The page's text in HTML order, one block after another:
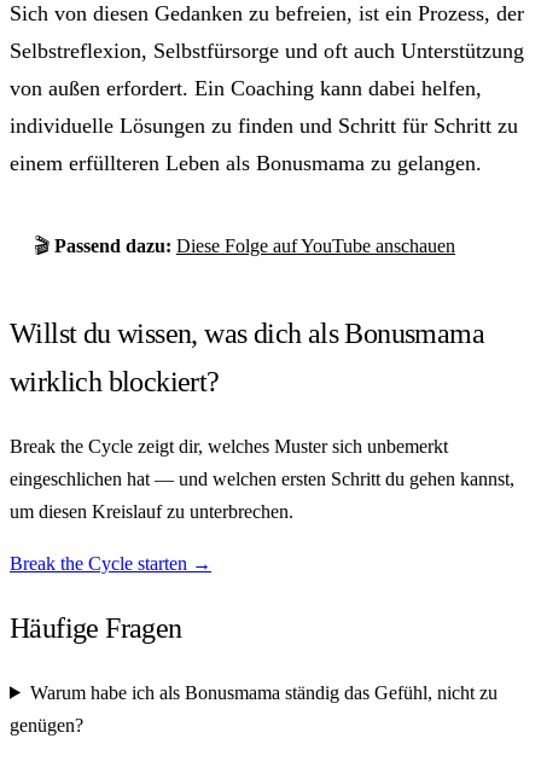
Sich von diesen Gedanken zu befreien, ist ein Prozess, der
Selbstreflexion, Selbstfürsorge und oft auch Unterstützung
von außen erfordert. Ein Coaching kann dabei helfen,
individuelle Lösungen zu finden und Schritt für Schritt zu
einem erfüllteren Leben als Bonusmama zu gelangen.
🎬 Passend dazu: Diese Folge auf YouTube anschauen
Willst du wissen, was dich als Bonusmama
wirklich blockiert?
Break the Cycle zeigt dir, welches Muster sich unbemerkt
eingeschlichen hat — und welchen ersten Schritt du gehen kannst,
um diesen Kreislauf zu unterbrechen.
Break the Cycle starten →
Häufige Fragen
Warum habe ich als Bonusmama ständig das Gefühl, nicht zu
genügen?